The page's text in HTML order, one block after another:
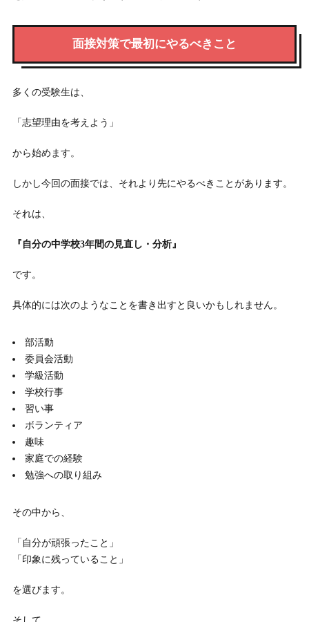
面接対策で最初にやるべきこと
多くの受験生は、
「志望理由を考えよう」
から始めます。
しかし今回の面接では、それより先にやるべきことがあります。
それは、
『自分の中学校3年間の見直し・分析』
です。
具体的には次のようなことを書き出すと良いかもしれません。
部活動
委員会活動
学級活動
学校行事
習い事
ボランティア
趣味
家庭での経験
勉強への取り組み
その中から、
「自分が頑張ったこと」
「印象に残っていること」
を選びます。